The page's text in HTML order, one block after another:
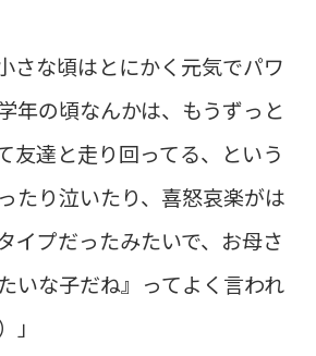
さな頃はとにかく元気でパワ
年の頃なんかは、もうずっと
友達と走り回ってる、という
たり泣いたり、喜怒哀楽がは
イプだったみたいで、お母さ
いな子だね』ってよく言われ
」